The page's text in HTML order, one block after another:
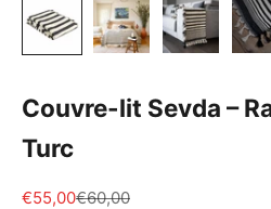
Couvre-lit Sevda –
Turc
Prix de vente
€55,00Prix normal
€60,00